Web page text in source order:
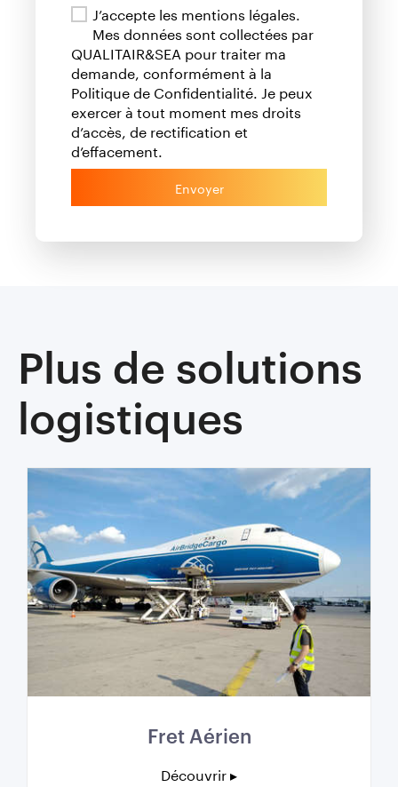
J’accepte les mentions légales.
Mes données sont collectées par
QUALITAIR&SEA pour traiter ma
demande, conformément à la
Politique de Confidentialité. Je peux
exercer à tout moment mes droits
d’accès, de rectification et
d’effacement.
Envoyer
Plus de solutions
logistiques
Fret Aérien
Découvrir ▸